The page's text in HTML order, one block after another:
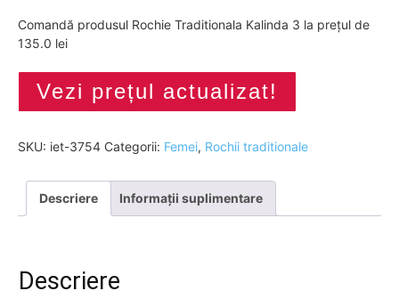
Comandă produsul Rochie Traditionala Kalinda 3 la prețul de
135.0 lei
Vezi prețul actualizat!
SKU: iet-3754 Categorii: Femei, Rochii traditionale
Descriere Informații suplimentare
Descriere